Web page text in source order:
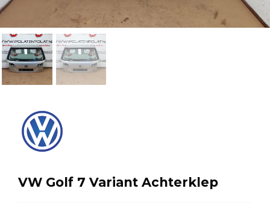
VW Golf 7 Variant Achterklep